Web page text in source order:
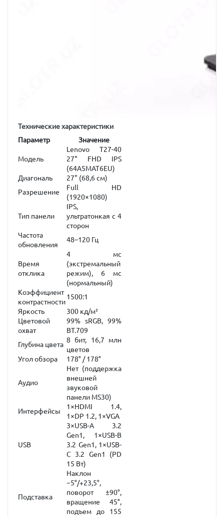
Технические характеристики
Параметр
Значение
Модель
Lenovo T27-40
27" FHD IPS
(64A5MAT6EU)
Диагональ
27" (68,6 см)
Разрешение
Full HD
(1920×1080)
Тип панели
IPS,
ультратонкая с 4
сторон
Частота
обновления
48–120 Гц
Время
отклика
4 мс
(экстремальный
режим), 6 мс
(нормальный)
Коэффициент
контрастности
1500:1
Яркость
300 кд/м²
Цветовой
охват
99% sRGB, 99%
BT.709
Глубина цвета
8 бит, 16,7 млн
цветов
Угол обзора
178° / 178°
Аудио
Нет (поддержка
внешней
звуковой
панели MS30)
Интерфейсы
1×HDMI 1.4,
1×DP 1.2, 1×VGA
USB
3×USB-A 3.2
Gen1, 1×USB-B
3.2 Gen1, 1×USB-
C 3.2 Gen1 (PD
15 Вт)
Подставка
Наклон
−5°/+23,5°,
поворот ±90°,
вращение 45°,
подъем до 155